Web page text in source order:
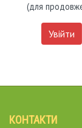
(для
Увійти
КОНТАКТИ